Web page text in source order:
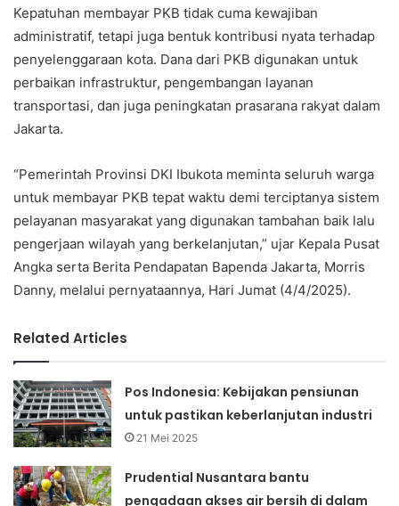
Kepatuhan membayar PKB tidak cuma kewajiban
administratif, tetapi juga bentuk kontribusi nyata terhadap
penyelenggaraan kota. Dana dari PKB digunakan untuk
perbaikan infrastruktur, pengembangan layanan
transportasi, dan juga peningkatan prasarana rakyat dalam
Jakarta.
“Pemerintah Provinsi DKI Ibukota meminta seluruh warga
untuk membayar PKB tepat waktu demi terciptanya sistem
pelayanan masyarakat yang digunakan tambahan baik lalu
pengerjaan wilayah yang berkelanjutan,” ujar Kepala Pusat
Angka serta Berita Pendapatan Bapenda Jakarta, Morris
Danny, melalui pernyataannya, Hari Jumat (4/4/2025).
Related Articles
Pos Indonesia: Kebijakan pensiunan
untuk pastikan keberlanjutan industri
21 Mei 2025
Prudential Nusantara bantu
pengadaan akses air bersih di dalam